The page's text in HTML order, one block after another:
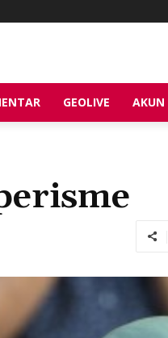
GEOLIVE AKUN